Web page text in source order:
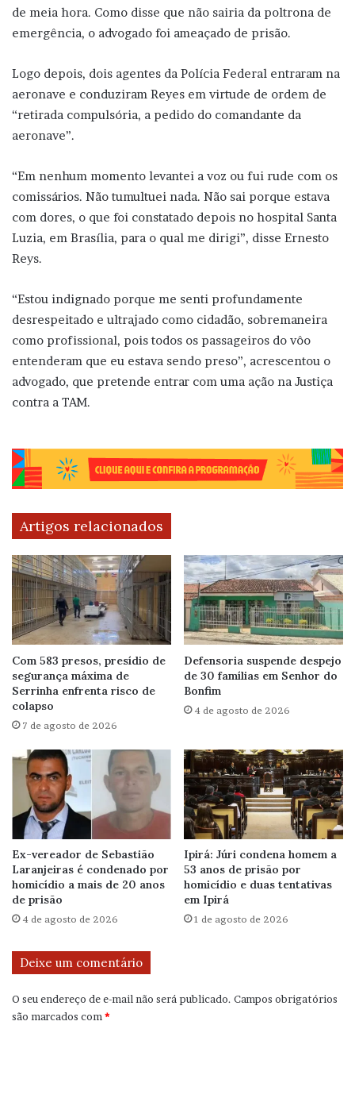
de meia hora. Como disse que não sairia da poltrona de
emergência, o advogado foi ameaçado de prisão.
Logo depois, dois agentes da Polícia Federal entraram na
aeronave e conduziram Reyes em virtude de ordem de
“retirada compulsória, a pedido do comandante da
aeronave”.
“Em nenhum momento levantei a voz ou fui rude com os
comissários. Não tumultuei nada. Não sai porque estava
com dores, o que foi constatado depois no hospital Santa
Luzia, em Brasília, para o qual me dirigi”, disse Ernesto
Reys.
“Estou indignado porque me senti profundamente
desrespeitado e ultrajado como cidadão, sobremaneira
como profissional, pois todos os passageiros do vôo
entenderam que eu estava sendo preso”, acrescentou o
advogado, que pretende entrar com uma ação na Justiça
contra a TAM.
Artigos relacionados
Com 583 presos, presídio de
segurança máxima de
Serrinha enfrenta risco de
colapso
7 de agosto de 2026
Defensoria suspende despejo
de 30 famílias em Senhor do
Bonfim
4 de agosto de 2026
Ex-vereador de Sebastião
Laranjeiras é condenado por
homicídio a mais de 20 anos
de prisão
4 de agosto de 2026
Ipirá: Júri condena homem a
53 anos de prisão por
homicídio e duas tentativas
em Ipirá
1 de agosto de 2026
Deixe um comentário
O seu endereço de e-mail não será publicado. Campos obrigatórios
são marcados com*